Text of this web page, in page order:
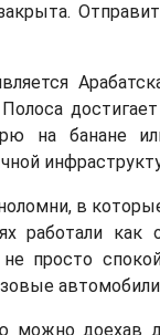
на банане
в
работали
просто
можно доехав